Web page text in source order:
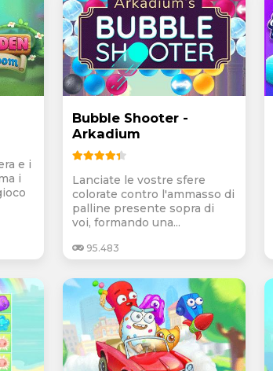
e i
i
Bubble Shooter -
Arkadium
Lanciate le vostre sfere
colorate contro l'ammasso di
palline presente sopra di
voi, formando una...
95.483